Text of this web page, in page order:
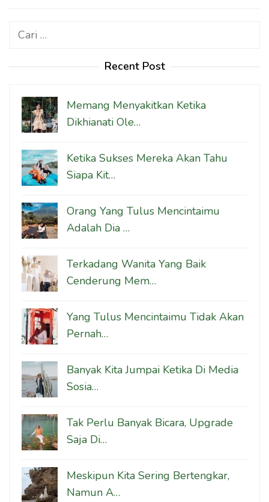
Cari
Recent Post
Memang Menyakitkan Ketika
Dikhianati Ole…
Ketika Sukses Mereka Akan Tahu
Siapa Kit…
Orang Yang Tulus Mencintaimu
Adalah Dia …
Terkadang Wanita Yang Baik
Cenderung Mem…
Yang Tulus Mencintaimu Tidak Akan
Pernah…
Banyak Kita Jumpai Ketika Di Media
Sosia…
Tak Perlu Banyak Bicara, Upgrade
Saja Di…
Meskipun Kita Sering Bertengkar,
Namun A…